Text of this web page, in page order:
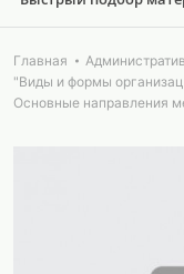
Главная
"Виды и формы
Основные направления